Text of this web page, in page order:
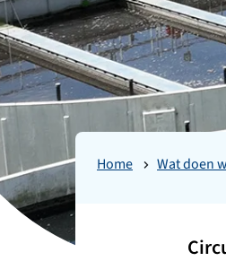
Home Wat doen